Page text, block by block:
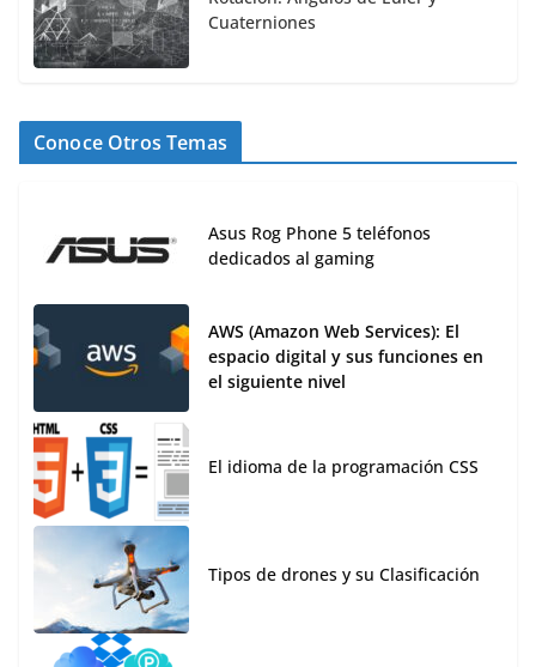
Cuaterniones
Conoce Otros Temas
Asus Rog Phone 5 teléfonos
dedicados al gaming
AWS (Amazon Web Services): El
espacio digital y sus funciones en
el siguiente nivel
El idioma de la programación CSS
Tipos de drones y su Clasificación